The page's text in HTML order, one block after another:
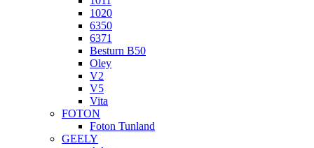
1020
6350
6371
Besturn B50
Oley
V2
V5
Vita
FOTON
Foton Tunland
GEELY